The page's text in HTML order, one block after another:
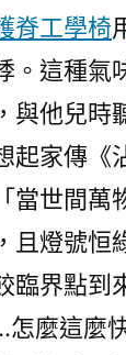
脊工學椅
。這種氣
與他兒
起家傳《
當世間萬
且燈號恒
臨界點到
怎麼這麼